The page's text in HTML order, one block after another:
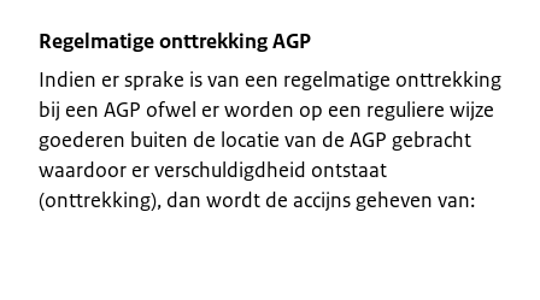
Regelmatige onttrekking AGP
Indien er sprake is van een regelmatige onttrekking
bij een AGP ofwel er worden op een reguliere wijze
goederen buiten de locatie van de AGP gebracht
waardoor er verschuldigdheid ontstaat
(onttrekking), dan wordt de accijns geheven van: